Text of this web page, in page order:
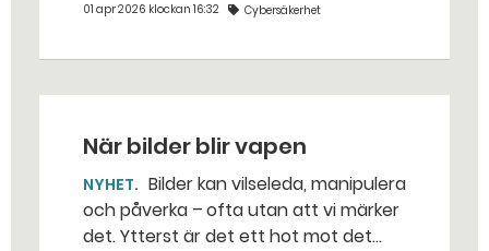
informationspåverkan, men det kan
säger Jerker Sundstrand på
(MPF).
01 apr 2026 klockan 16:32 Cybersäkerhet
När bilder blir vapen
NYHET
och påverka – ofta utan att vi märker
det. Ytterst är det ett hot mot det